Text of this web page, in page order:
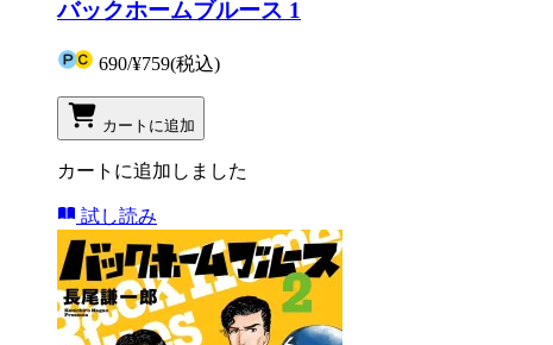
バックホームブルース 1
690/¥759(税込)
カートに追加
カートに追加しました
試し読み